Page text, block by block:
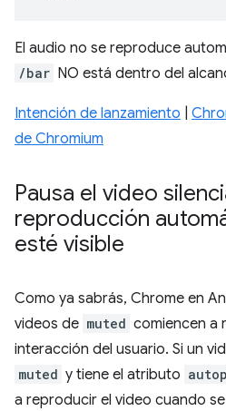
El audio no se reproduce
/bar NO está dentro del
Intención de lanzamiento
de Chromium
Pausa el video
reproducción
esté visible
Como ya sabrás, Chrome en
videos de muted comiencen a
interacción del usuario. Si un
muted y tiene el atributo
a reproducir el video cuando